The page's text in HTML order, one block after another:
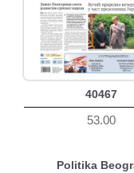
40467
53.00
Politika